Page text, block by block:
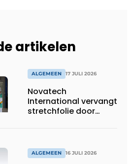
artikelen
ALGEMEEN 17 JULI 2026
Novatech
International vervangt
stretchfolie door
ALGEMEEN 16 JULI 2026